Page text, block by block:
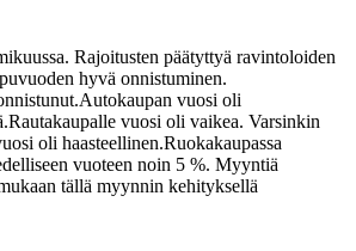
Rajoitusten päätyttyä ravintoloiden
hyvä onnistuminen.
Autokaupan vuosi oli
Rautakaupalle vuosi oli vaikea. Varsinkin
oli haasteellinen.Ruokakaupassa
vuoteen noin 5 %. Myyntiä
tällä myynnin kehityksellä